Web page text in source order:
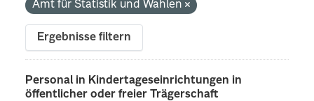
Amt für Statistik und Wahlen
Ergebnisse filtern
Personal in Kindertageseinrichtungen in
öffentlicher oder freier Trägerschaft